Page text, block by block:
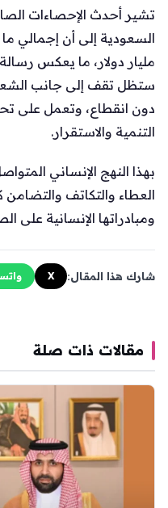
تشير أحدث الإحصاءات
مليار دولار، ما يعكس
ستظل تقف إلى جانب
دون انقطاع، وتعمل على
التنمية والاستقرار.
بهذا النهج الإنساني
العطاء والتكاتف
ومبادراتها الإنسانية على
شارك هذا المقال: X
مقالات ذات صلة